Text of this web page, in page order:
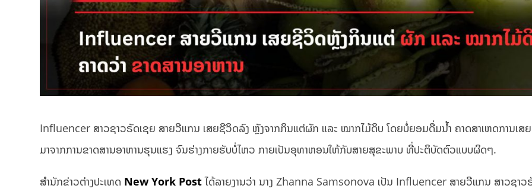
Influencer ສາວຊາວຣັດເຊຍ ສາຍວີແກນ ເສຍຊີວິດລົງ ຫຼັງຈາກກິນແຕ່ຜັກ ແລະ ໝາກໄມ້ດິບ ໂດຍບໍ່ຍອມດື່ມນ້ຳ ຄາດສາເຫດການເສ
ມາຈາກການຂາດສານອາຫານຮຸນແຮງ ຈົນຮ່າງກາຍຮັບບໍ່ໄຫວ ກາຍເປັນອຸທາຫອນໃຫ້ກັບສາຍສຸຂະພາບ ທີ່ປະຕິບັດຕົວແບບຜິດໆ.
ສຳນັກຂ່າວຕ່າງປະເທດ New York Postໄດ້ລາຍງານວ່າ ນາງ Zhanna Samsonova ເປັນ Influencer ສາຍວີແກນ ສາວຊາວ